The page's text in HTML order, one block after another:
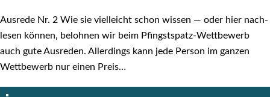
Aus­re­de Nr. 2 Wie sie viel­leicht schon wis­sen — oder hier nach­
le­sen kön­nen, beloh­nen wir beim Pfings­t­spatz-Wet­t­­be­­werb
auch gute Aus­re­den. Aller­dings kann jede Per­son im gan­zen
Wett­be­werb nur einen Preis…